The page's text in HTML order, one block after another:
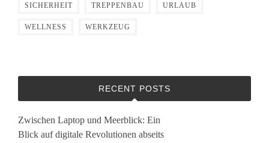
SICHERHEIT TREPPENBAU URLAUB
WELLNESS WERKZEUG
RECENT POSTS
Zwischen Laptop und Meerblick: Ein
Blick auf digitale Revolutionen abseits